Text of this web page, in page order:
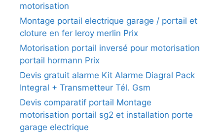
motorisation
Montage portail electrique garage / portail et
cloture en fer leroy merlin Prix
Motorisation portail inversé pour motorisation
portail hormann Prix
Devis gratuit alarme Kit Alarme Diagral Pack
Integral + Transmetteur Tél. Gsm
Devis comparatif portail Montage
motorisation portail sg2 et installation porte
garage electrique